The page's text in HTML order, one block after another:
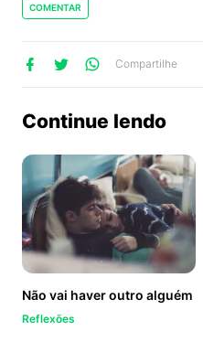
COMENTAR
Compartilhe
Continue lendo
Não vai haver outro alguém
Reflexões